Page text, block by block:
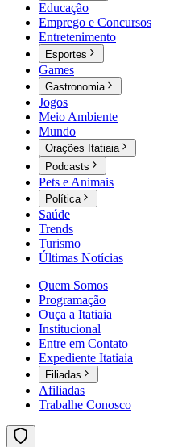
Educação
Emprego e Concursos
Entretenimento
Esportes
Games
Gastronomia
Jogos
Meio Ambiente
Mundo
Orações Itatiaia
Podcasts
Pets e Animais
Política
Saúde
Trends
Turismo
Últimas Notícias
Quem Somos
Programação
Ouça a Itatiaia
Institucional
Entre em Contato
Expediente Itatiaia
Filiadas
Afiliadas
Trabalhe Conosco